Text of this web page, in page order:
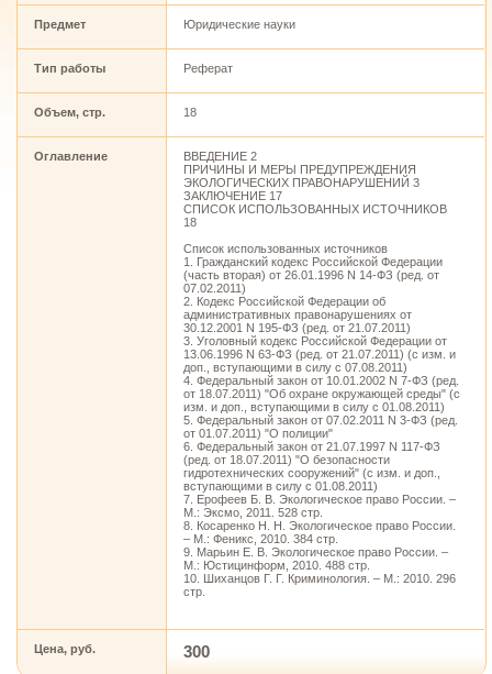
Предмет Юридические науки
Тип работы Реферат
Объем, стр. 18
Оглавление
ВВЕДЕНИЕ 2
ПРИЧИНЫ И МЕРЫ ПРЕДУПРЕЖДЕНИЯ
ЭКОЛОГИЧЕСКИХ ПРАВОНАРУШЕНИЙ 3
ЗАКЛЮЧЕНИЕ 17
СПИСОК ИСПОЛЬЗОВАННЫХ ИСТОЧНИКОВ
18
Список использованных источников
1. Гражданский кодекс Российской Федерации
(часть вторая) от 26.01.1996 N 14-ФЗ (ред. от
07.02.2011)
2. Кодекс Российской Федерации об
административных правонарушениях от
30.12.2001 N 195-ФЗ (ред. от 21.07.2011)
3. Уголовный кодекс Российской Федерации от
13.06.1996 N 63-ФЗ (ред. от 21.07.2011) (с изм. и
доп., вступающими в силу с 07.08.2011)
4. Федеральный закон от 10.01.2002 N 7-ФЗ (ред.
от 18.07.2011) "Об охране окружающей среды" (с
изм. и доп., вступающими в силу с 01.08.2011)
5. Федеральный закон от 07.02.2011 N 3-ФЗ (ред.
от 01.07.2011) "О полиции"
6. Федеральный закон от 21.07.1997 N 117-ФЗ
(ред. от 18.07.2011) "О безопасности
гидротехнических сооружений" (с изм. и доп.,
вступающими в силу с 01.08.2011)
7. Ерофеев Б. В. Экологическое право России. –
М.: Эксмо, 2011. 528 стр.
8. Косаренко Н. Н. Экологическое право России.
– М.: Феникс, 2010. 384 стр.
9. Марьин Е. В. Экологическое право России. –
М.: Юстицинформ, 2010. 488 стр.
10. Шиханцов Г. Г. Криминология. – М.: 2010. 296
стр.
Цена, руб. 300